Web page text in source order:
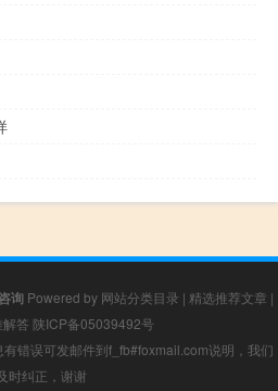
询Powered by 网站分类目录 | 精选推荐文章 |
解答 陕ICP备05039492号
错误可发邮件到f_fb#foxmail.com说明，我们
时纠正，谢谢